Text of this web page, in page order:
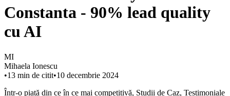
Constanta - 90% lead quality
cu AI
MI
Mihaela Ionescu
•13 min de citit•10 decembrie 2024
Într-o piață din ce în ce mai competitivă, Studii de Caz, Testimoniale